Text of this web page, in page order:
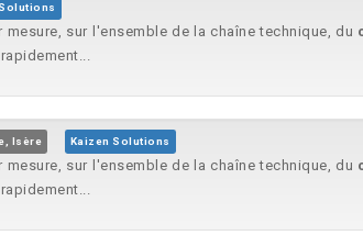
sur l'ensemble de la chaîne technique, du
Isère Kaizen Solutions
sur l'ensemble de la chaîne technique, du